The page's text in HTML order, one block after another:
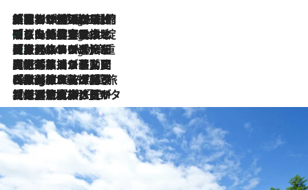
5 Hours Ago
「荷物が増えるほど旅ストレスは増す」美容ジャーナリストがたどり着いた最終結論。“化粧品を劇的に減らす”感動の凝縮美容とは
5 Hours Ago
「旅先には金髪ウィッグを持参」日本と同じメイクでは損してる!? 美容ジャーナリストが提案する“掟破りの旅美容”とは
5 Hours Ago
【厳選旅コスメ】「身軽さ＆UV対策重視！」ヘアアーティストshucoが選んだ夏旅ベストコスメを発表【Mサイズジップ】
2026.8.5
【厳選旅コスメ】国内をあちこち移動する河井菜摘が選んだ夏旅ベストコスメ発表！「リラックスアイテムはマスト」【Mサイズジップ】
2026.8.4
【厳選旅コスメ】「紫外線＆乾燥対策しながらメイク感も！」ヘア＆メイクGeorgeが選んだ夏旅ベストコスメを発表！【Mサイズジップ】
2026.8.3
【厳選旅コスメ】「保湿もタイパ重視！」“サウナ好き”タレント清水みさとが愛用する夏旅ベストコスメを発表！【Mサイズジップ】